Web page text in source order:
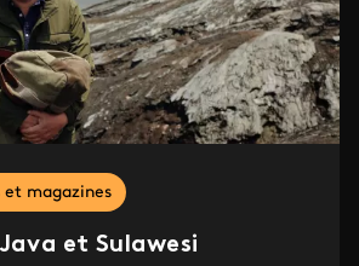
et magazines
et Sulawesi